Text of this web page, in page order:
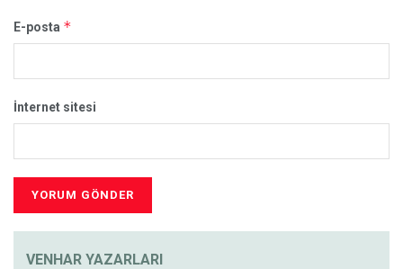
E-posta *
İnternet sitesi
VENHAR YAZARLARI